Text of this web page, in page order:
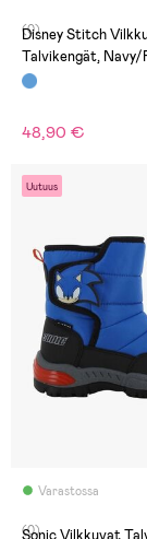
(0)
Disney Stitch
Talvikengät, Navy/
48,90 €
Uutuus
Varastossa
(0)